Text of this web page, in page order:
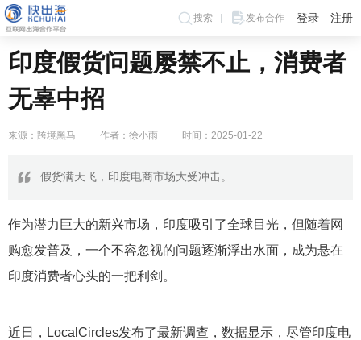
搜索 发布合作 登录 注册
印度假货问题屡禁不止，消费者
无辜中招
来源：跨境黑马 作者：徐小雨 时间：2025-01-22
假货满天飞，印度电商市场大受冲击。
作为潜力巨大的新兴市场，印度吸引了全球目光，但随着网
购愈发普及，一个不容忽视的问题逐渐浮出水面，成为悬在
印度消费者心头的一把利剑。
近日，LocalCircles发布了最新调查，数据显示，尽管印度电